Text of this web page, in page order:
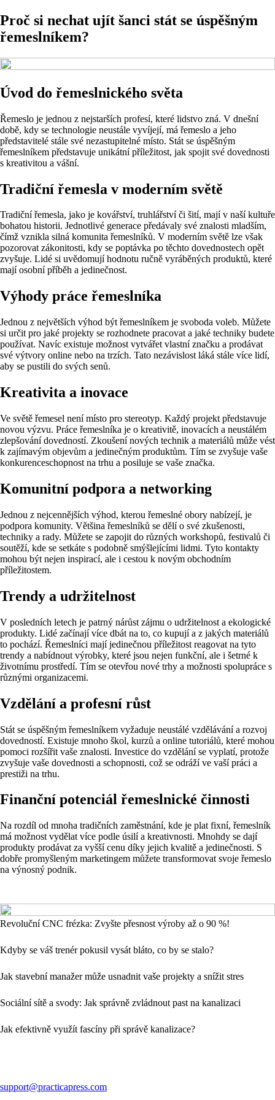
Proč si nechat ujít šanci stát se úspěšným
řemeslníkem?
Úvod do řemeslnického světa
Řemeslo je jednou z nejstarších profesí, které lidstvo zná. V dnešní
době, kdy se technologie neustále vyvíjejí, má řemeslo a jeho
představitelé stále své nezastupitelné místo. Stát se úspěšným
řemeslníkem představuje unikátní příležitost, jak spojit své dovednosti
s kreativitou a vášní.
Tradiční řemesla v moderním světě
Tradiční řemesla, jako je kovářství, truhlářství či šití, mají v naší kultuře
bohatou historii. Jednotlivé generace předávaly své znalosti mladším,
čímž vznikla silná komunita řemeslníků. V moderním světě lze však
pozorovat zákonitosti, kdy se poptávka po těchto dovednostech opět
zvyšuje. Lidé si uvědomují hodnotu ručně vyráběných produktů, které
mají osobní příběh a jedinečnost.
Výhody práce řemeslníka
Jednou z největších výhod být řemeslníkem je svoboda voleb. Můžete
si určit pro jaké projekty se rozhodnete pracovat a jaké techniky budete
používat. Navíc existuje možnost vytvářet vlastní značku a prodávat
své výtvory online nebo na trzích. Tato nezávislost láká stále více lidí,
aby se pustili do svých senů.
Kreativita a inovace
Ve světě řemesel není místo pro stereotyp. Každý projekt představuje
novou výzvu. Práce řemeslníka je o kreativitě, inovacích a neustálém
zlepšování dovedností. Zkoušení nových technik a materiálů může vést
k zajímavým objevům a jedinečným produktům. Tím se zvyšuje vaše
konkurenceschopnost na trhu a posiluje se vaše značka.
Komunitní podpora a networking
Jednou z nejcennějších výhod, kterou řemeslné obory nabízejí, je
podpora komunity. Většina řemeslníků se dělí o své zkušenosti,
techniky a rady. Můžete se zapojit do různých workshopů, festivalů či
soutěží, kde se setkáte s podobně smýšlejícími lidmi. Tyto kontakty
mohou být nejen inspirací, ale i cestou k novým obchodním
příležitostem.
Trendy a udržitelnost
V posledních letech je patrný nárůst zájmu o udržitelnost a ekologické
produkty. Lidé začínají více dbát na to, co kupují a z jakých materiálů
to pochází. Řemeslníci mají jedinečnou příležitost reagovat na tyto
trendy a nabídnout výrobky, které jsou nejen funkční, ale i šetrné k
životnímu prostředí. Tím se otevřou nové trhy a možnosti spolupráce s
různými organizacemi.
Vzdělání a profesní růst
Stát se úspěšným řemeslníkem vyžaduje neustálé vzdělávání a rozvoj
dovedností. Existuje mnoho škol, kurzů a online tutoriálů, které mohou
pomoci rozšířit vaše znalosti. Investice do vzdělání se vyplatí, protože
zvyšuje vaše dovednosti a schopnosti, což se odráží ve vaší práci a
prestiži na trhu.
Finanční potenciál řemeslnické činnosti
Na rozdíl od mnoha tradičních zaměstnání, kde je plat fixní, řemeslník
má možnost vydělat více podle úsilí a kreativnosti. Mnohdy se dají
produkty prodávat za vyšší cenu díky jejich kvalitě a jedinečnosti. S
dobře promyšleným marketingem můžete transformovat svoje řemeslo
na výnosný podnik.
Revoluční CNC frézka: Zvyšte přesnost výroby až o 90 %!
Kdyby se váš trenér pokusil vysát bláto, co by se stalo?
Jak stavební manažer může usnadnit vaše projekty a snížit stres
Sociální sítě a svody: Jak správně zvládnout past na kanalizaci
Jak efektivně využít fascíny při správě kanalizace?
support@practicapress.com